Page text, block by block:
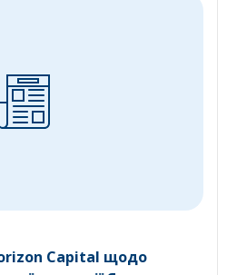
Capital щодо